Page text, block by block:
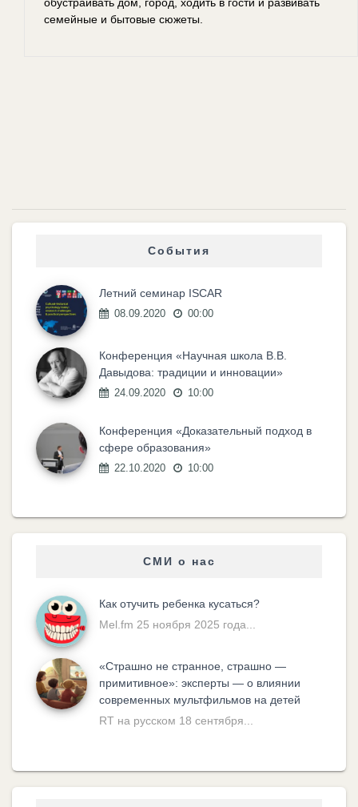
семейные и бытовые сюжеты.
События
Летний семинар ISCAR
08.09.2020 00:00
Конференция «Научная школа В.В.
Давыдова: традиции и инновации»
24.09.2020 10:00
Конференция «Доказательный подход в
сфере образования»
22.10.2020 10:00
СМИ о нас
Как отучить ребенка кусаться?
Mel.fm 25 ноября 2025 года...
«Cтрашно не странное, страшно —
примитивное»: эксперты — о влиянии
современных мультфильмов на детей
RT на русском 18 сентября...